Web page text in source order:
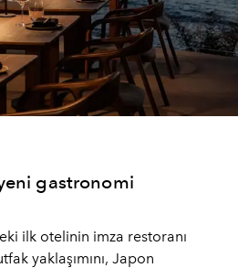
gastronomi
ilk otelinin imza restoranı
yaklaşımını, Japon